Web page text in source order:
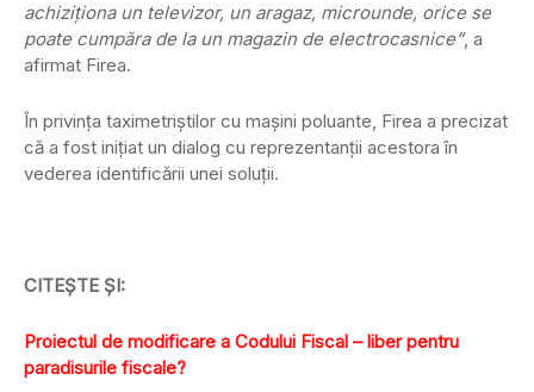
achiziţiona un televizor, un aragaz, microunde, orice se
poate cumpăra de la un magazin de electrocasnice”, a
afirmat Firea.
În privinţa taximetriştilor cu maşini poluante, Firea a precizat
că a fost iniţiat un dialog cu reprezentanţii acestora în
vederea identificării unei soluţii.
CITEŞTE ŞI:
Proiectul de modificare a Codului Fiscal – liber pentru
paradisurile fiscale?